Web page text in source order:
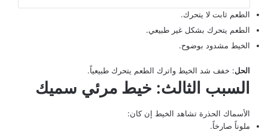
الطعم ثابت لا يتحرك.
الطعم يتحرك بشكل غير طبيعي.
الخيط مشدود بوضوح.
الحل: خفف شد الخيط واترك الطعم يتحرك طبيعياً.
السبب الثالث: خيط مرئي سميك
الأسماك الحذرة تشاهد الخيط إن كان:
ملوناً صارخاً.